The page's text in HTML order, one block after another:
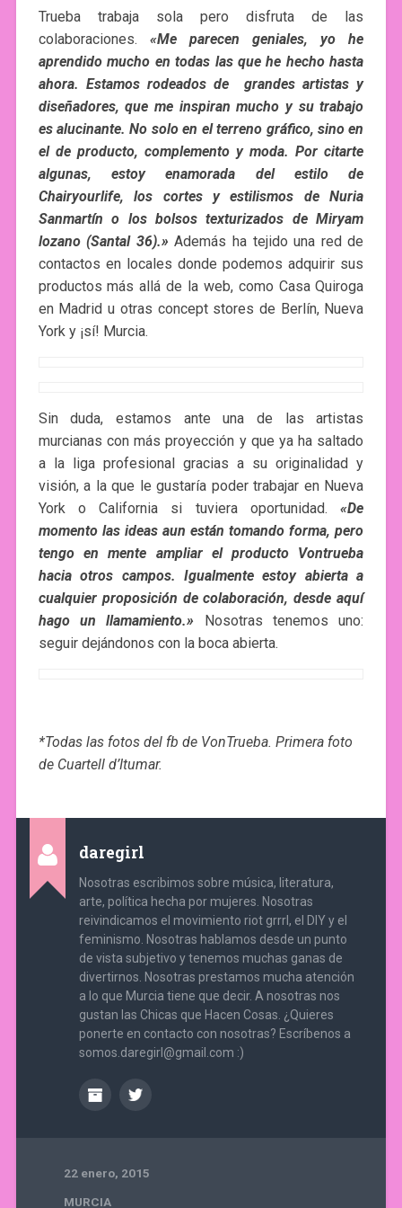
Trueba trabaja sola pero disfruta de las
colaboraciones. «Me parecen geniales, yo he
aprendido mucho en todas las que he hecho hasta
ahora. Estamos rodeados de grandes artistas y
diseñadores, que me inspiran mucho y su trabajo
es alucinante. No solo en el terreno gráfico, sino en
el de producto, complemento y moda. Por citarte
algunas, estoy enamorada del estilo de
Chairyourlife, los cortes y estilismos de Nuria
Sanmartín o los bolsos texturizados de Miryam
lozano (Santal 36).»Además ha tejido una red de
contactos en locales donde podemos adquirir sus
productos más allá de la web, como Casa Quiroga
en Madrid u otras concept stores de Berlín, Nueva
York y ¡sí! Murcia.
Sin duda, estamos ante una de las artistas
murcianas con más proyección y que ya ha saltado
a la liga profesional gracias a su originalidad y
visión, a la que le gustaría poder trabajar en Nueva
York o California si tuviera oportunidad.
«De
momento las ideas aun están tomando forma, pero
tengo en mente ampliar el producto Vontrueba
hacia otros campos. Igualmente estoy abierta a
cualquier proposición de colaboración, desde aquí
hago un llamamiento.» Nosotras tenemos uno:
seguir dejándonos con la boca abierta.
*Todas las fotos del fb de VonTrueba. Primera foto
de Cuartell d’Itumar.
daregirl
Nosotras escribimos sobre música, literatura,
arte, política hecha por mujeres. Nosotras
reivindicamos el movimiento riot grrrl, el DIY y el
feminismo. Nosotras hablamos desde un punto
de vista subjetivo y tenemos muchas ganas de
divertirnos. Nosotras prestamos mucha atención
a lo que Murcia tiene que decir. A nosotras nos
gustan las Chicas que Hacen Cosas. ¿Quieres
ponerte en contacto con nosotras? Escríbenos a
somos.daregirl@gmail.com :)
22 enero, 2015
MURCIA